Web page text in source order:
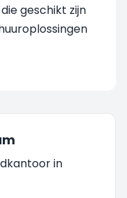
geschikt zijn
in